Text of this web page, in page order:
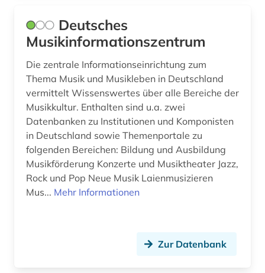
werk (1)
wirtschaftsgeschichte (1)
wissenschaft (1)
wochenzeitung (1)
wörterbuch (18)
wörterbuch (1)
Deutsches
Musikinformationszentrum
Die zentrale Informationseinrichtung zum
Thema Musik und Musikleben in Deutschland
vermittelt Wissenswertes über alle Bereiche der
Musikkultur. Enthalten sind u.a. zwei
Datenbanken zu Institutionen und Komponisten
in Deutschland sowie Themenportale zu
folgenden Bereichen: Bildung und Ausbildung
Musikförderung Konzerte und Musiktheater Jazz,
Rock und Pop Neue Musik Laienmusizieren
Mus... Mehr Informationen
Zur Datenbank